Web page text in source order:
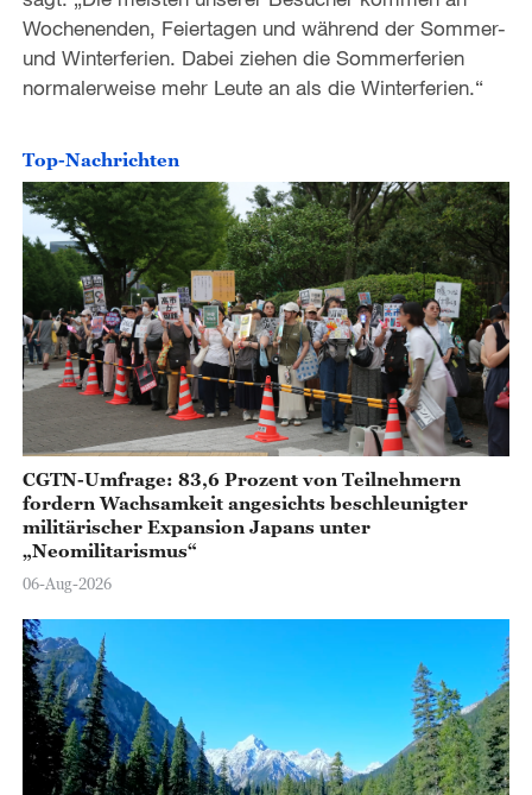
Wochenenden, Feiertagen und während der Sommer-
und Winterferien. Dabei ziehen die Sommerferien
normalerweise mehr Leute an als die Winterferien.“
Top-Nachrichten
CGTN-Umfrage: 83,6 Prozent von Teilnehmern
fordern Wachsamkeit angesichts beschleunigter
militärischer Expansion Japans unter
„Neomilitarismus“
06-Aug-2026